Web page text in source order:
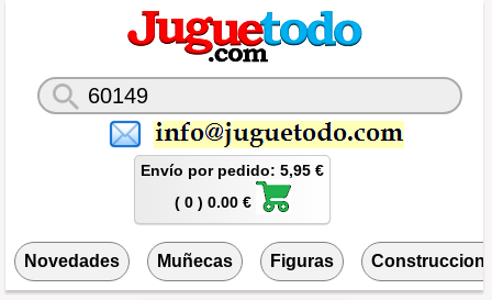
Envío por pedido: 5,95 €
( 0 ) 0.00 €
Novedades Muñecas Figuras